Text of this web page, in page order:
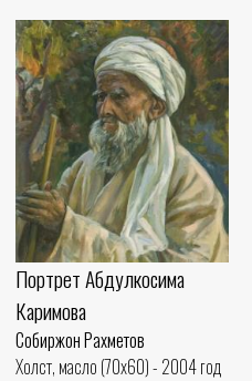
Портрет Абдулкосима
Каримова
Собиржон Рахметов
Холст, масло (70x60) - 2004 год